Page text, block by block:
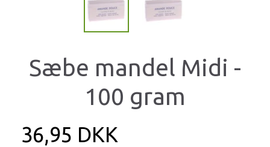
Sæbe mandel Midi -
100 gram
36,95 DKK